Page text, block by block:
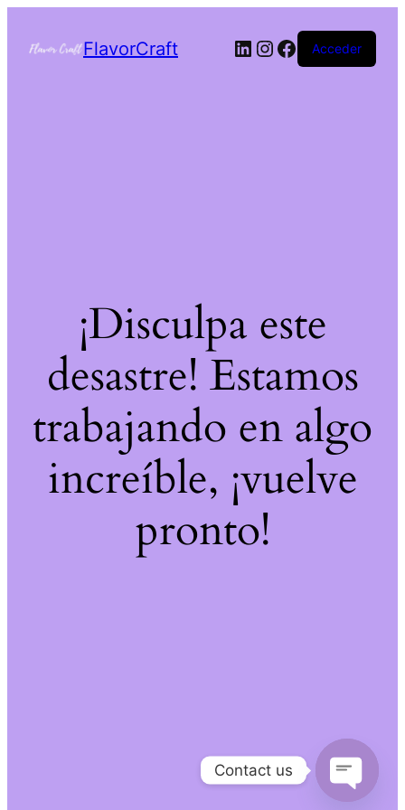
FlavorCraft Acceder
¡Disculpa este
desastre! Estamos
trabajando en algo
increíble, ¡vuelve
pronto!
Contact us